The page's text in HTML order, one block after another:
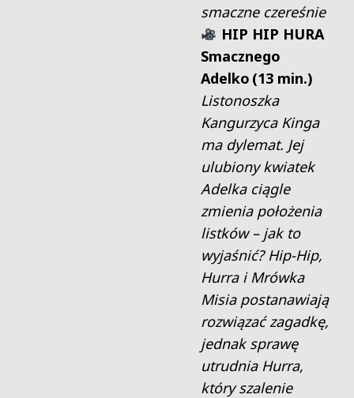
smaczne czereśnie
HIP HIP HURA
Smacznego
Adelko (13 min.)
Listonoszka
Kangurzyca Kinga
ma dylemat. Jej
ulubiony kwiatek
Adelka ciągle
zmienia położenia
listków – jak to
wyjaśnić? Hip-Hip,
Hurra i Mrówka
Misia postanawiają
rozwiązać zagadkę,
jednak sprawę
utrudnia Hurra,
który szalenie